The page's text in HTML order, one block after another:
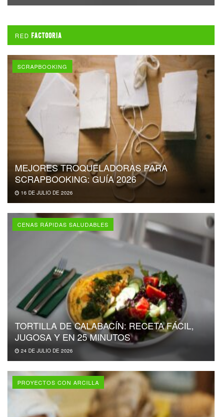
RED FACTOORIA
SCRAPBOOKING
MEJORES TROQUELADORAS PARA
SCRAPBOOKING: GUÍA 2026
16 DE JULIO DE 2026
CENAS RÁPIDAS SALUDABLES
TORTILLA DE CALABACÍN: RECETA FÁCIL,
JUGOSA Y EN 25 MINUTOS
24 DE JULIO DE 2026
PROYECTOS CON ARCILLA